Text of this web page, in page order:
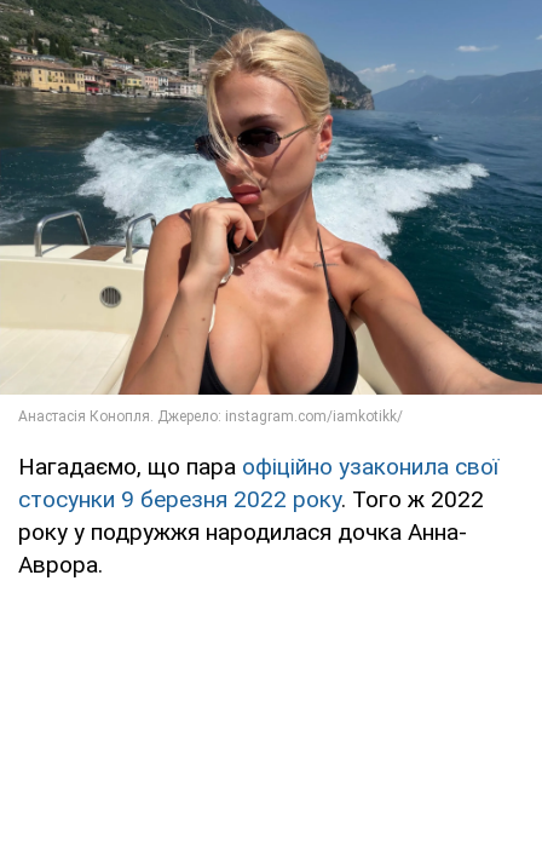
Нагадаємо, що пара офіційно узаконила свої
стосунки 9 березня 2022 року. Того ж 2022
року у подружжя народилася дочка Анна-
Аврора.